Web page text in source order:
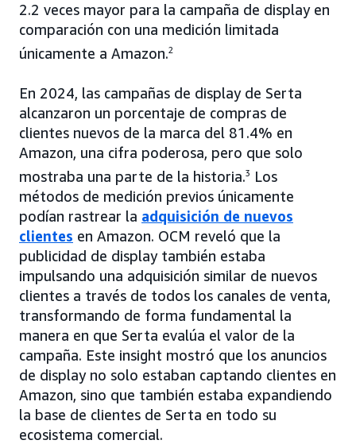
2.2 veces mayor para la campaña de display en
comparación con una medición limitada
únicamente a Amazon.2
En 2024, las campañas de display de Serta
alcanzaron un porcentaje de compras de
clientes nuevos de la marca del 81.4% en
Amazon, una cifra poderosa, pero que solo
mostraba una parte de la historia.3
Los
métodos de medición previos únicamente
podían rastrear la adquisición de nuevos
clientes en Amazon. OCM reveló que la
publicidad de display también estaba
impulsando una adquisición similar de nuevos
clientes a través de todos los canales de venta,
transformando de forma fundamental la
manera en que Serta evalúa el valor de la
campaña. Este insight mostró que los anuncios
de display no solo estaban captando clientes en
Amazon, sino que también estaba expandiendo
la base de clientes de Serta en todo su
ecosistema comercial.